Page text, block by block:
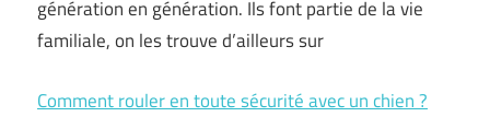
génération en génération. Ils font partie de la vie
familiale, on les trouve d’ailleurs sur
Comment rouler en toute sécurité avec un chien ?